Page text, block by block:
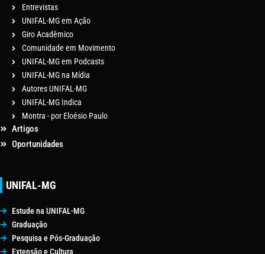
Entrevistas
UNIFAL-MG em Ação
Giro Acadêmico
Comunidade em Movimento
UNIFAL-MG em Podcasts
UNIFAL-MG na Mídia
Autores UNIFAL-MG
UNIFAL-MG Indica
Montra - por Eloésio Paulo
Artigos
Oportunidades
UNIFAL-MG
Estude na UNIFAL-MG
Graduação
Pesquisa e Pós-Graduação
Extensão e Cultura